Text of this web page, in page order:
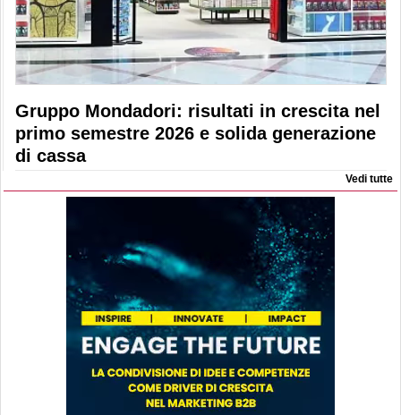
Gruppo Mondadori: risultati in crescita nel
primo semestre 2026 e solida generazione
di cassa
Vedi tutte